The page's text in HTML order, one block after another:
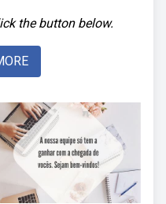
the button below.